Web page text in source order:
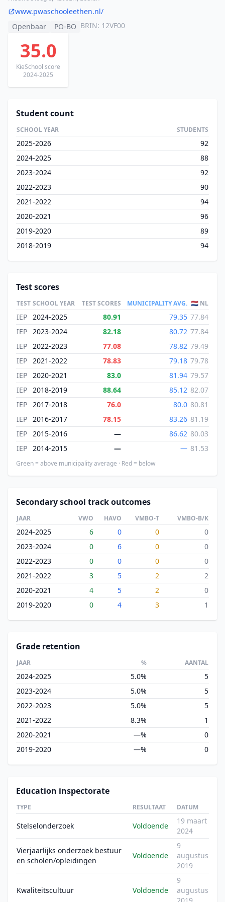
www.pwaschooleethen.nl/
Openbaar
PO-BO BRIN: 12VF00
35.0
KieSchool score
2024-2025
Student count
SCHOOL YEAR STUDENTS
2025-2026
92
2024-2025
88
2023-2024
92
2022-2023
90
2021-2022
94
2020-2021
96
2019-2020
89
2018-2019
94
Test scores
TEST SCHOOL YEAR TEST SCORES MUNICIPALITY AVG. 🇳🇱 NL
IEP 2024-2025 80.91 79.35 77.84
IEP 2023-2024 82.18 80.72 77.84
IEP 2022-2023 77.08 78.82 79.49
IEP 2021-2022 78.83 79.18 79.78
IEP 2020-2021 83.0 81.94 79.57
IEP 2018-2019 88.64 85.12 82.07
IEP 2017-2018 76.0 80.0 80.81
IEP 2016-2017 78.15 83.26 81.19
IEP 2015-2016 — 86.62 80.03
IEP 2014-2015 — — 81.53
Green = above municipality average · Red = below
Secondary school track outcomes
JAAR VWO HAVO VMBO-T VMBO-B/K
2024-2025 6 0 0
0
2023-2024
0 6 0
0
2022-2023
0 0 0
0
2021-2022
3 5 2
2
2020-2021
4 5 2
0
2019-2020
0 4 3 1
Grade retention
JAAR % AANTAL
2024-2025 5.0%
5
2023-2024
5.0%
5
2022-2023
5.0%
5
2021-2022
8.3%
1
2020-2021
—%
0
2019-2020
—% 0
Education inspectorate
TYPE RESULTAAT DATUM
Stelselonderzoek Voldoende
19 maart
2024
Vierjaarlijks onderzoek bestuur
en scholen/opleidingen
Voldoende
9
augustus
2019
Kwaliteitscultuur Voldoende
9
augustus